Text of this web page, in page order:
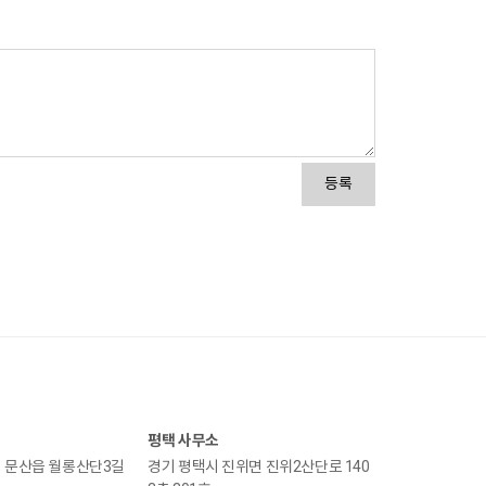
등록
문산읍 월롱산단3길
평택 사무소
경기 평택시 진위면 진위2산단로 140